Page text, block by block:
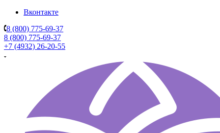
Вконтакте
8 (800) 775-69-37
8 (800) 775-69-37
+7 (4932) 26-20-55